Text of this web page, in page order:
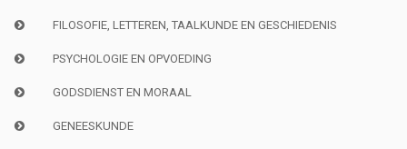
FILOSOFIE, LETTEREN, TAALKUNDE EN GESCHIEDENIS
PSYCHOLOGIE EN OPVOEDING
GODSDIENST EN MORAAL
GENEESKUNDE